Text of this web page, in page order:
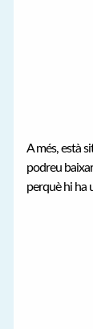
A més, està
podreu
perquè hi ha